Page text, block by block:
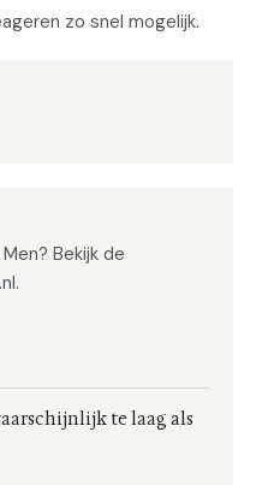
zo snel mogelijk.
Bekijk de
.
te laag als